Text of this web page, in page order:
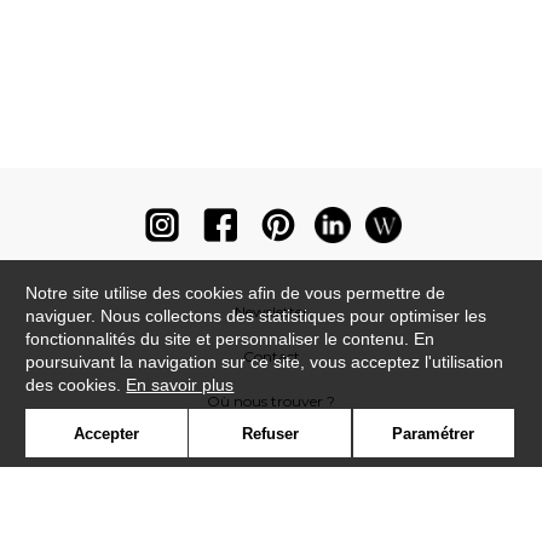
Newsletter
Contact
Où nous trouver ?
Notre site utilise des cookies afin de vous permettre de
naviguer. Nous collectons des statistiques pour optimiser les
fonctionnalités du site et personnaliser le contenu. En
poursuivant la navigation sur ce site, vous acceptez l'utilisation
des cookies. En savoir plus
Accepter Refuser Paramétrer